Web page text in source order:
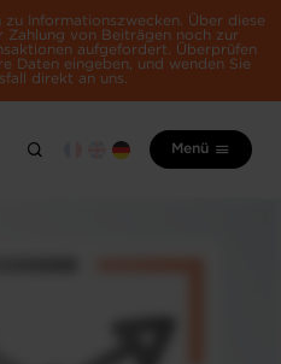
zu Informationszwecken. Über diese
Zahlung von Beiträgen noch zur
aufgefordert. Überprüfen
Daten eingeben, und wenden Sie
direkt an uns.
Menü